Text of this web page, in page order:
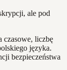
ale pod
czasowe, liczbę
języka.
bezpieczeństwa